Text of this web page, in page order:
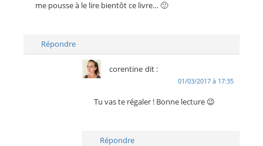
me pousse à le lire bientôt ce livre… 🙂
Répondre
corentine dit :
01/03/2017 à 17:35
Tu vas te régaler ! Bonne lecture 😉
Répondre